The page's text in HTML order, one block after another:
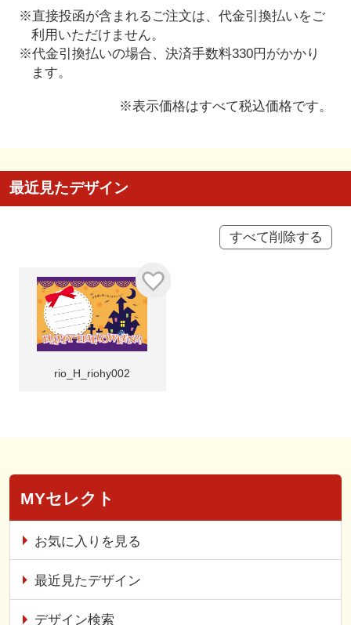
※直接投函が含まれるご注文は、代金引換払いをご
利用いただけません。
※代金引換払いの場合、決済手数料330円がかかり
ます。
※表示価格はすべて税込価格です。
最近見たデザイン
すべて削除する
rio_H_riohy002
MYセレクト
お気に入りを見る
最近見たデザイン
デザイン検索